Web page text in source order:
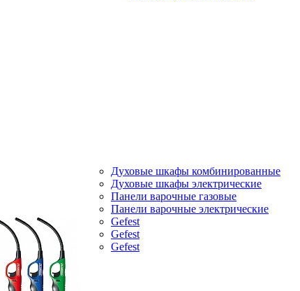
Духовые шкафы комбинированные
Духовые шкафы электрические
Панели варочные газовые
Панели варочные электрические
Gefest
Gefest
Gefest